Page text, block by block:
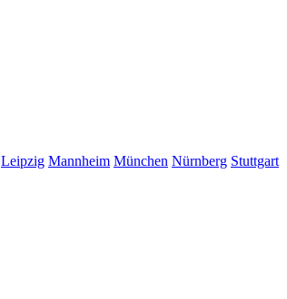
Leipzig Mannheim München Nürnberg Stuttgart